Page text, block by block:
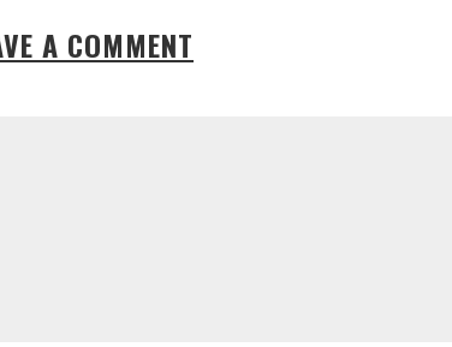
A COMMENT